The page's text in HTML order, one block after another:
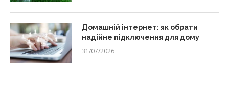
Домашній інтернет: як обрати
надійне підключення для дому
31/07/2026